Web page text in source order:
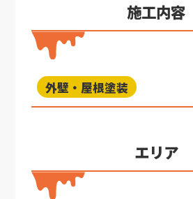
施工内容
外壁・屋根塗装
エリア